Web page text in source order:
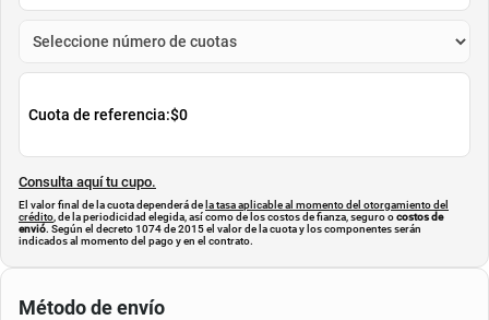
Cuota de referencia:$0
Consulta aquí tu cupo.
El valor final de la cuota dependerá de la tasa aplicable al momento del otorgamiento del
crédito , de la periodicidad elegida, así como de los costos de fianza, seguro ocostos de
envió. Según el decreto 1074 de 2015 el valor de la cuota y los componentes serán
indicados al momento del pago y en el contrato.
Método de envío